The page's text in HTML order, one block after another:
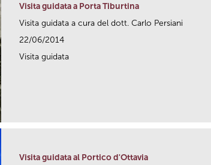
Visita guidata a Porta Tiburtina
Visita guidata a cura del dott. Carlo Persiani
22/06/2014
Visita guidata
Visita guidata al Portico d'Ottavia